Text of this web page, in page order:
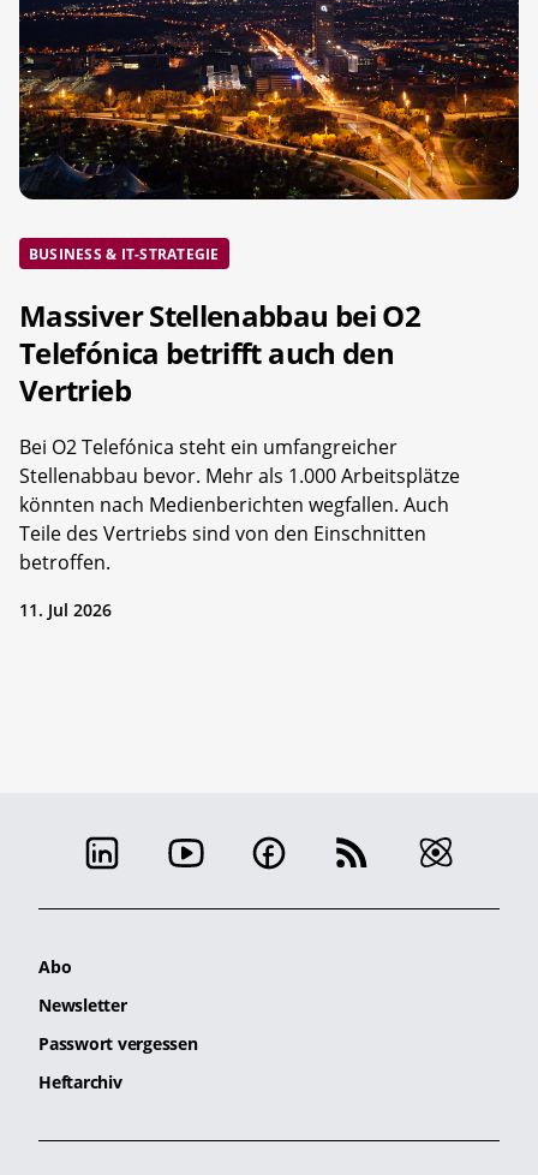
BUSINESS & IT-STRATEGIE
Massiver Stellenabbau bei O2
Telefónica betrifft auch den
Vertrieb
Bei O2 Telefónica steht ein umfangreicher
Stellenabbau bevor. Mehr als 1.000 Arbeitsplätze
könnten nach Medienberichten wegfallen. Auch
Teile des Vertriebs sind von den Einschnitten
betroffen.
11. Jul 2026
Abo
Newsletter
Passwort vergessen
Heftarchiv